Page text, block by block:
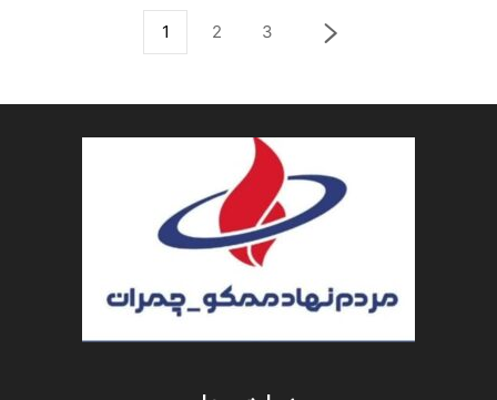
1 2 3